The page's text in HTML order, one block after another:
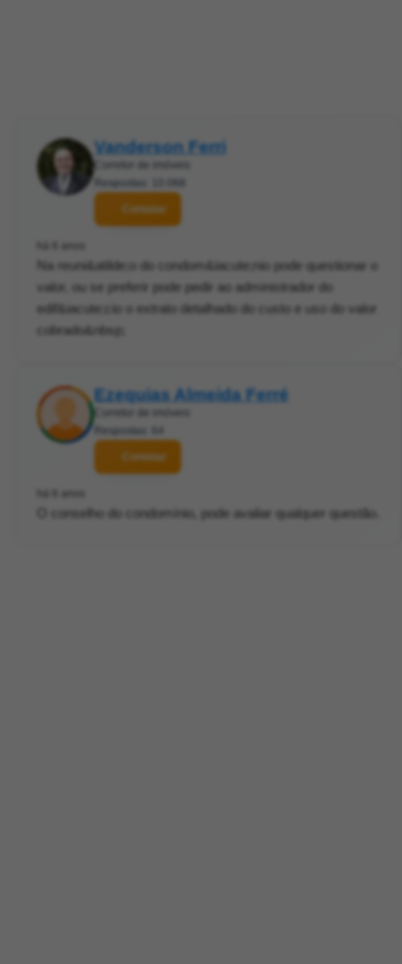
Vanderson Ferri
Corretor de imóveis
Respostas: 10.068
Contatar
há 6 anos
Na reuni&atilde;o do condom&iacute;nio pode questionar o
valor, ou se preferir pode pedir ao administrador do
edif&iacute;cio o extrato detalhado do custo e uso do valor
cobrado&nbsp;
Ezequias Almeida Ferré
Corretor de imóveis
Respostas: 64
Contatar
há 6 anos
O conselho do condomínio, pode avaliar qualquer questão.